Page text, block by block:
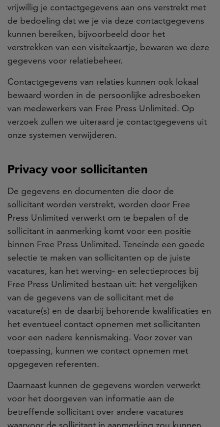
vrijwillig je contactgegevens aan ons verstrekt met
de bedoeling dat we je via deze contactgegevens
kunnen bereiken, bijvoorbeeld door het
verstrekken van een visitekaartje, bewaren we deze
gegevens voor relatiebeheer.
Contactgegevens van relaties kunnen ook lokaal
bewaard worden in de persoonlijke adresboeken
van medewerkers van Free Press Unlimited. Op
verzoek zullen we uiteraard je contactgegevens uit
onze systemen verwijderen.
Privacy voor sollicitanten
De gegevens en documenten die door de
sollicitant worden verstrekt, worden door Free
Press Unlimited verwerkt om te bepalen of de
sollicitant in aanmerking komt voor een positie
binnen Free Press Unlimited. Teneinde een goede
selectie te maken van sollicitanten op de juiste
vacatures, kan het werving- en selectieproces bij
Free Press Unlimited bestaan uit: het vergelijken
van de gegevens van de sollicitant met de
vacature(s) en de daarbij behorende kwalificaties en
het eventueel contact opnemen met sollicitanten
voor een nadere kennismaking. Voor zover van
toepassing, kunnen we contact opnemen met
opgegeven referenten.
Daarnaast kunnen de gegevens worden verwerkt
voor het doorgeven van informatie aan de
betreffende sollicitant over andere vacatures